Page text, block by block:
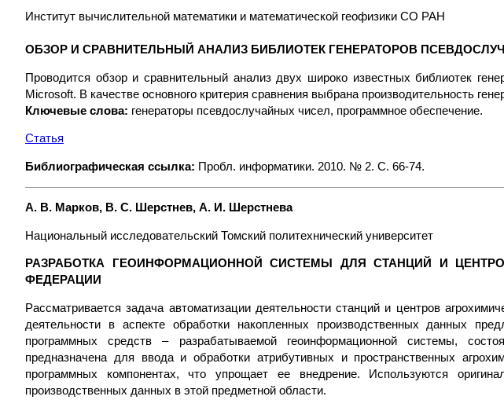
Институт вычислительной математики и математической геофизики СО РАН
ОБЗОР И СРАВНИТЕЛЬНЫЙ АНАЛИЗ БИБЛИОТЕК ГЕНЕРАТОРОВ
Проводится обзор и сравнительный анализ двух широко известных библиотек
Microsoft. В качестве основного критерия сравнения выбрана производительность
Ключевые слова: генераторы псевдослучайных чисел, программное обеспечение.
Статья
Библиографическая ссылка: Пробл. информатики. 2010. № 2. С. 66-74.
А. В. Марков, В. С. Шерстнев, А. И. Шерстнева
Национальный исследовательский Томский политехнический университет
РАЗРАБОТКА ГЕОИНФОРМАЦИОННОЙ СИСТЕМЫ ДЛЯ СТАНЦИЙ И
ФЕДЕРАЦИИ
Рассматривается задача автоматизации деятельности станций и центров
деятельности в аспекте обработки накопленных производственных данных
программных средств – разрабатываемой геоинформационной системы,
предназначена для ввода и обработки атрибутивных и пространственных
программных компонентах, что упрощает ее внедрение. Используются
производственных данных в этой предметной области.